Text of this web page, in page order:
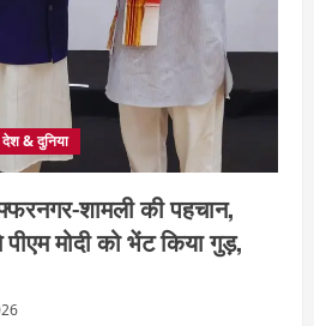
देश & दुनिया
शामली की पहचान,
मोदी को भेंट किया गुड़,